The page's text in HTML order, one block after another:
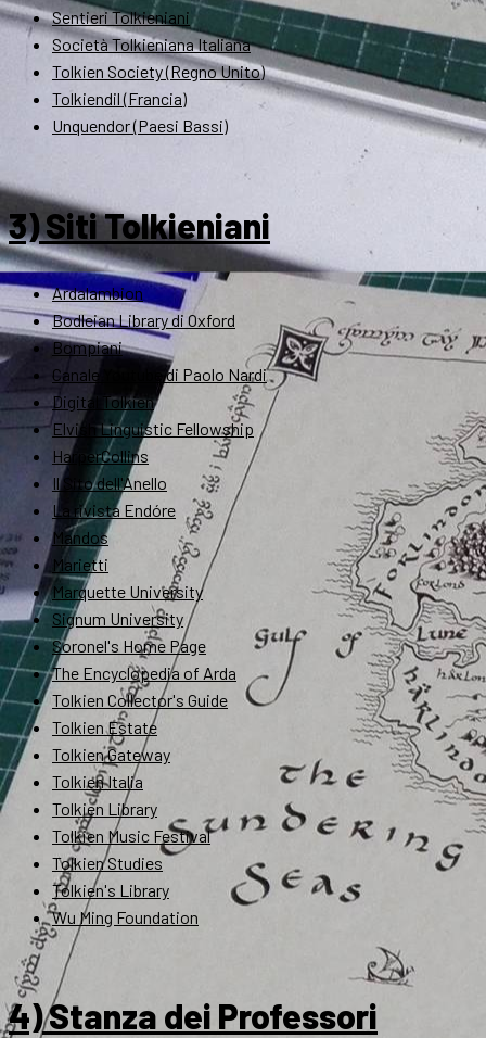
Sentieri Tolkieniani
Società Tolkieniana Italiana
Tolkien Society (Regno Unito)
Tolkiendil (Francia)
Unquendor (Paesi Bassi)
3) Siti Tolkieniani
Ardalambion
Bodleian Library di Oxford
Bompiani
Canale Youtube di Paolo Nardi
Digital Tolkien
Elvish Linguistic Fellowship
HarperCollins
Il Sito dell'Anello
La rivista Endóre
Mandos
Marietti
Marquette University
Signum University
Soronel's Home Page
The Encyclopedia of Arda
Tolkien Collector's Guide
Tolkien Estate
Tolkien Gateway
Tolkien Italia
Tolkien Library
Tolkien Music Festival
Tolkien Studies
Tolkien's Library
Wu Ming Foundation
4) Stanza dei Professori